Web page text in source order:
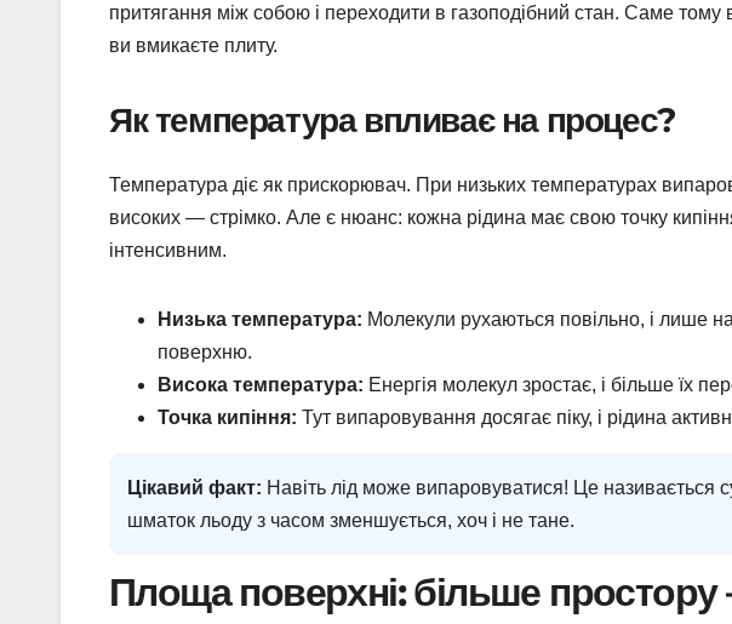
притягання між собою і переходити в газоподібний стан. Саме
ви вмикаєте плиту.
Як температура впливає на процес?
Температура діє як прискорювач. При низьких температурах
високих — стрімко. Але є нюанс: кожна рідина має свою точку
інтенсивним.
Низька температура: Молекули рухаються повільно, і лише
поверхню.
Висока температура: Енергія молекул зростає, і більше їх
Точка кипіння: Тут випаровування досягає піку, і рідина
Цікавий факт: Навіть лід може випаровуватися! Це називається
шматок льоду з часом зменшується, хоч і не тане.
Площа поверхні: більше